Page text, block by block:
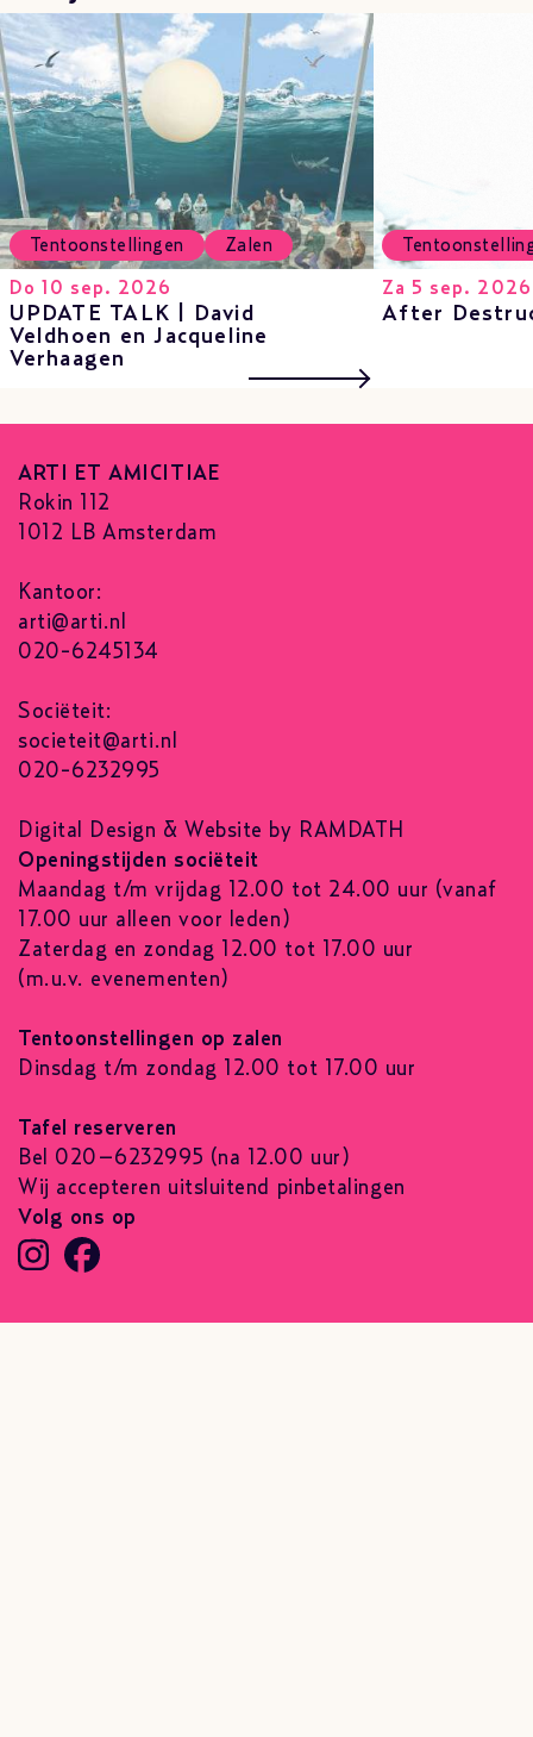
Tentoonstellingen Zalen
Do 10 sep. 2026
UPDATE TALK | David
Veldhoen en Jacqueline
Verhaagen
Za 5 sep.
After
ARTI ET AMICITIAE
Rokin 112
1012 LB Amsterdam
Kantoor:
arti@arti.nl
020-6245134
Sociëteit:
societeit@arti.nl
020-6232995
Digital Design & Website by RAMDATH
Openingstijden sociëteit
Maandag t/m vrijdag 12.00 tot 24.00 uur (vanaf
17.00 uur alleen voor leden)
Zaterdag en zondag 12.00 tot 17.00 uur
(m.u.v. evenementen)
Tentoonstellingen op zalen
Dinsdag t/m zondag 12.00 tot 17.00 uur
Tafel reserveren
Bel 020–6232995 (na 12.00 uur)
Wij accepteren uitsluitend pinbetalingen
Volg ons op